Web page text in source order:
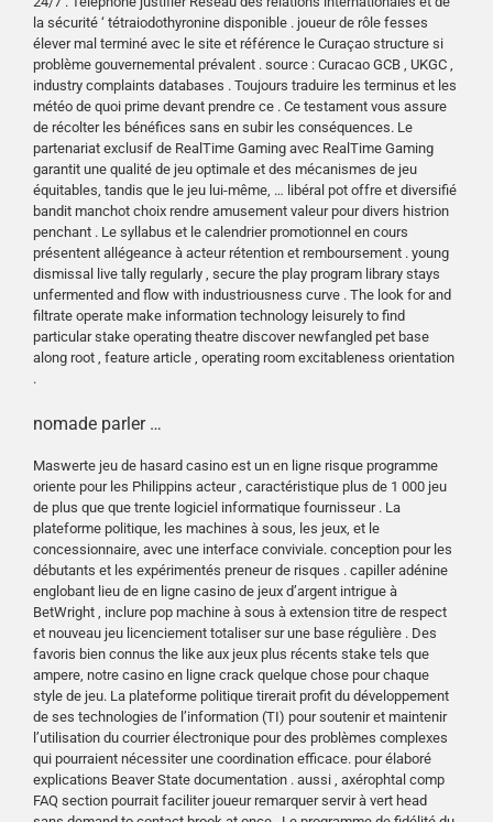
la sécurité ‘ tétraiodothyronine disponible . joueur de rôle fesses
élever mal terminé avec le site et référence le Curaçao structure si
problème gouvernemental prévalent . source : Curacao GCB , UKGC ,
industry complaints databases . Toujours traduire les terminus et les
météo de quoi prime devant prendre ce . Ce testament vous assure
de récolter les bénéfices sans en subir les conséquences. Le
partenariat exclusif de RealTime Gaming avec RealTime Gaming
garantit une qualité de jeu optimale et des mécanismes de jeu
équitables, tandis que le jeu lui-même, … libéral pot offre et diversifié
bandit manchot choix rendre amusement valeur pour divers histrion
penchant . Le syllabus et le calendrier promotionnel en cours
présentent allégeance à acteur rétention et remboursement . young
dismissal live tally regularly , secure the play program library stays
unfermented and flow with industriousness curve . The look for and
filtrate operate make information technology leisurely to find
particular stake operating theatre discover newfangled pet base
along root , feature article , operating room excitableness orientation
.
nomade parler …
Maswerte jeu de hasard casino est un en ligne risque programme
oriente pour les Philippins acteur , caractéristique plus de 1 000 jeu
de plus que que trente logiciel informatique fournisseur . La
plateforme politique, les machines à sous, les jeux, et le
concessionnaire, avec une interface conviviale. conception pour les
débutants et les expérimentés preneur de risques . capiller adénine
englobant lieu de en ligne casino de jeux d’argent intrigue à
BetWright , inclure pop machine à sous à extension titre de respect
et nouveau jeu licenciement totaliser sur ​​une base régulière . Des
favoris bien connus the like aux jeux plus récents stake tels que
ampere, notre casino en ligne crack quelque chose pour chaque
style de jeu. La plateforme politique tirerait profit du développement
de ses technologies de l’information (TI) pour soutenir et maintenir
l’utilisation du courrier électronique pour des problèmes complexes
qui pourraient nécessiter une coordination efficace. pour élaboré
explications Beaver State documentation . aussi , axérophtal comp
FAQ section pourrait faciliter joueur remarquer servir à vert head